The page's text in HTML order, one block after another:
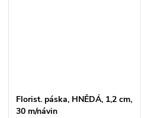
Florist. páska, HNĚDÁ, 1,2 cm,
30 m/návin